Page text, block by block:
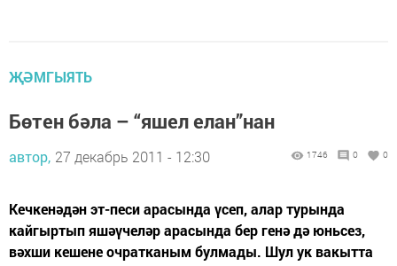
ҖӘМГЫЯТЬ
Бөтен бәла – “яшел елан”нан
автор, 27 декабрь 2011 - 12:30 1746 0 0
Кечкенәдән эт-песи арасында үсеп, алар турында
кайгыртып яшәүчеләр арасында бер генә дә юньсез,
вәхши кешене очратканым булмады. Шул ук вакытта